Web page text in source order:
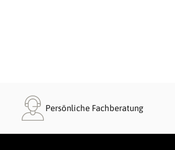
Persönliche Fachberatung